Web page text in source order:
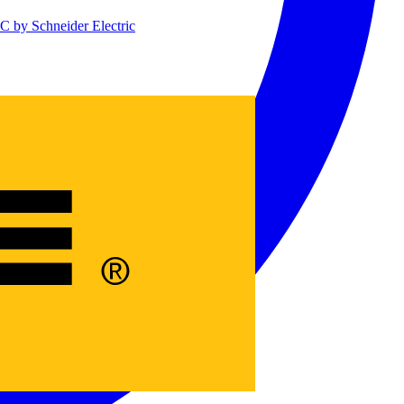
by Schneider Electric